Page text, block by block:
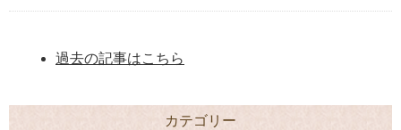
過去の記事はこちら
カテゴリー